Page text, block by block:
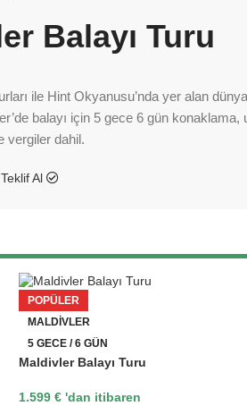
Balayı Turu
ile Hint Okyanusu’nda yer alan
balayı için 5 gece 6 gün konaklama,
vergiler dahil.
Teklif Al
POPÜLER
MALDIVLER
5 GECE / 6 GÜN
Maldivler Balayı Turu
1.599 € 'dan itibaren